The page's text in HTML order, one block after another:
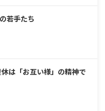
若手たち
は「お互い様」の精神で